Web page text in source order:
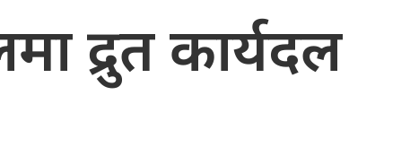
द्रुत कार्यदल